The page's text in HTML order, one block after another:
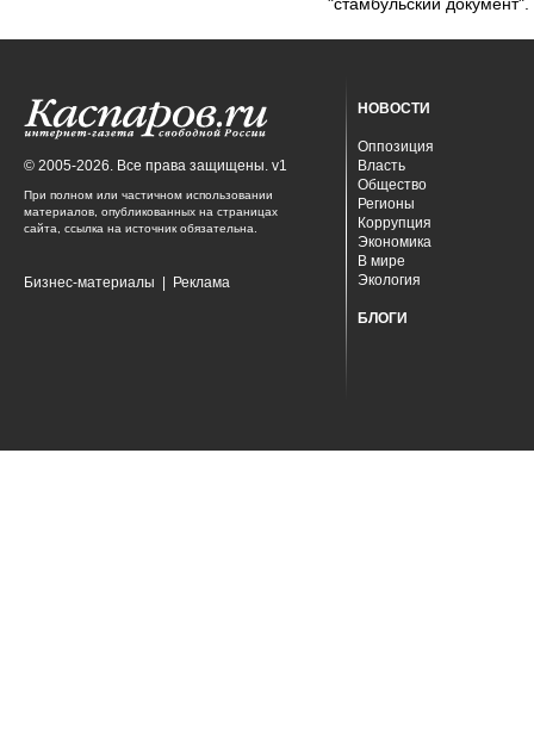
© 2005-2026. Все права защищены. v1
При полном или частичном использовании
материалов, опубликованных на страницах
сайта, ссылка на источник обязательна.
Бизнес-материалы Реклама
НОВОСТИ
Оппозиция
Власть
Общество
Регионы
Коррупция
Экономика
В мире
Экология
БЛОГИ